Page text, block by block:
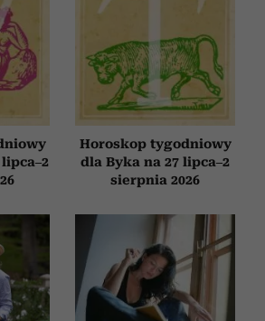
Horoskop tygodniowy
dla Byka na 27 lipca–2
sierpnia 2026